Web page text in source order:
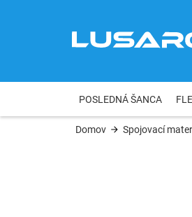
POSLEDNÁ ŠANCA
Domov Spojovací